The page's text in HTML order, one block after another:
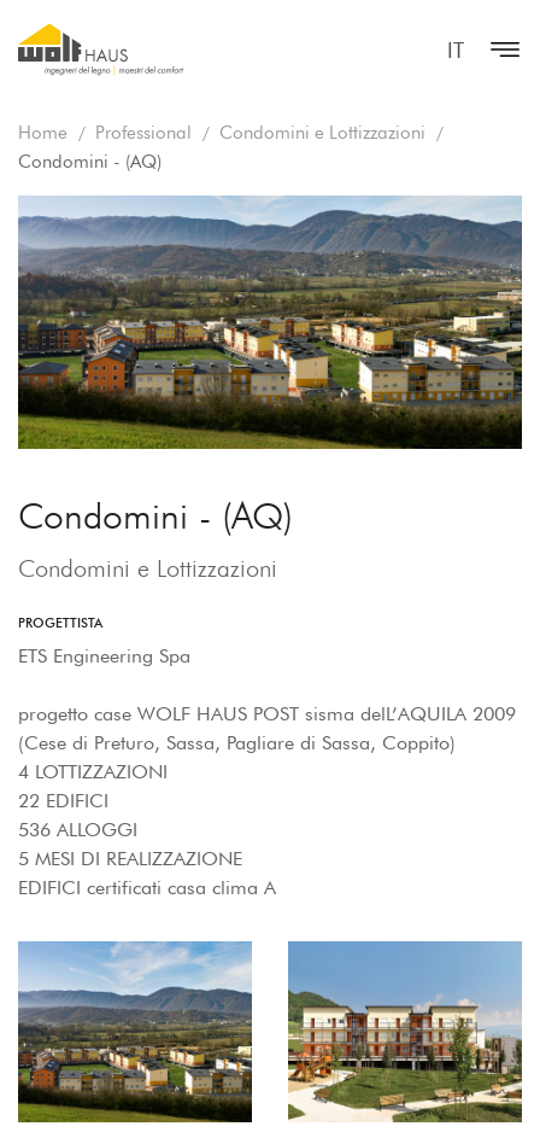
IT
Home Professional
Condomini e Lottizzazioni
Condomini - (AQ)
Condomini - (AQ)
Condomini e Lottizzazioni
PROGETTISTA
ETS Engineering Spa
progetto case WOLF HAUS POST sisma delL’AQUILA 2009
(Cese di Preturo, Sassa, Pagliare di Sassa, Coppito)
4 LOTTIZZAZIONI
22 EDIFICI
536 ALLOGGI
5 MESI DI REALIZZAZIONE
EDIFICI certificati casa clima A